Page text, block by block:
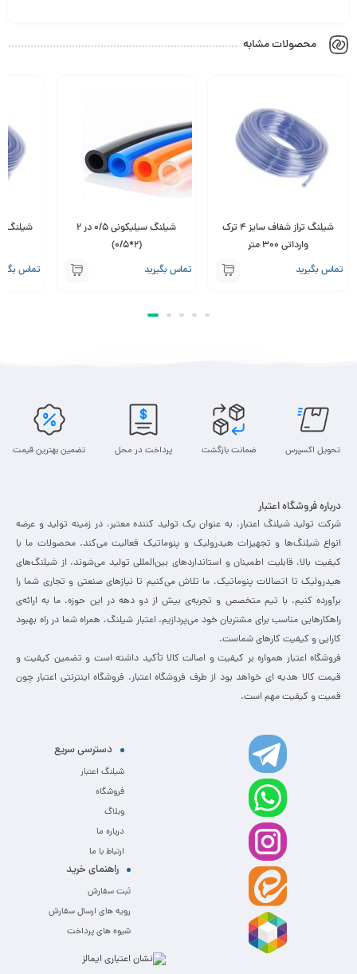
محصولات مشابه
شیلنگ تراز شفاف سایز 4 ترک
وارداتی 300 متر
تماس بگیرید
شیلنگ سیلیکونی 0/5 در 2
(2*0/5)
تماس بگیرید
تماس
تحویل اکسپرس ضمانت بازگشت پرداخت در محل تضمین بهترین قیمت
درباره فروشگاه اعتبار
شرکت تولید شیلنگ اعتبار، به عنوان یک تولید کننده معتبر، در زمینه تولید و عرضه
انواع شیلنگ‌ها و تجهیزات هیدرولیک و پنوماتیک فعالیت می‌کند. محصولات ما با
کیفیت بالا، قابلیت اطمینان و استانداردهای بین‌المللی تولید می‌شوند. از شیلنگ‌های
هیدرولیک تا اتصالات پنوماتیک، ما تلاش می‌کنیم تا نیازهای صنعتی و تجاری شما را
برآورده کنیم. با تیم متخصص و تجربه‌ی بیش از دو دهه در این حوزه، ما به ارائه‌ی
راهکارهایی مناسب برای مشتریان خود می‌پردازیم. اعتبار شیلنگ، همراه شما در راه بهبود
کارایی و کیفیت کارهای شماست.
فروشگاه اعتبار همواره بر کیفیت و اصالت کالا تأکید داشته است و تضمین کیفیت و
قیمت کالا هدیه ای خواهد بود از طرف فروشگاه اعتبار. فروشگاه اینترنتی اعتبار چون
قمیت و کیفیت مهم است.
دسترسی سریع
شیلنگ اعتبار
فروشگاه
وبلاگ
درباره ما
ارتباط با ما
راهنمای خرید
ثبت سفارش
رویه های ارسال سفارش
شیوه های پرداخت